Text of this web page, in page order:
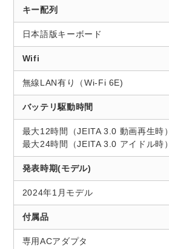
キー配列
日本語版キーボード
Wifi
無線LAN有り（Wi-Fi 6E)
バッテリ駆動時間
最大12時間（JEITA 3.0 動画再生時）
最大24時間（JEITA 3.0 アイドル時）
発表時期(モデル)
2024年1月モデル
付属品
専用ACアダプタ